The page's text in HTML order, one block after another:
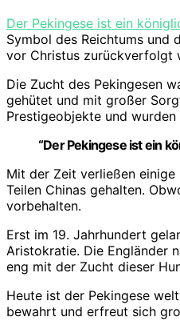
Der Pekingese ist ein
Symbol des Reichtums und
vor Christus zurückverfolgt
Die Zucht des Pekingesen
gehütet und mit großer
Prestigeobjekte und
“Der Pekingese ist ein
Mit der Zeit verließen
Teilen Chinas gehalten.
vorbehalten.
Erst im 19. Jahrhundert
Aristokratie. Die Engländer
eng mit der Zucht dieser
Heute ist der Pekingese
bewahrt und erfreut sich